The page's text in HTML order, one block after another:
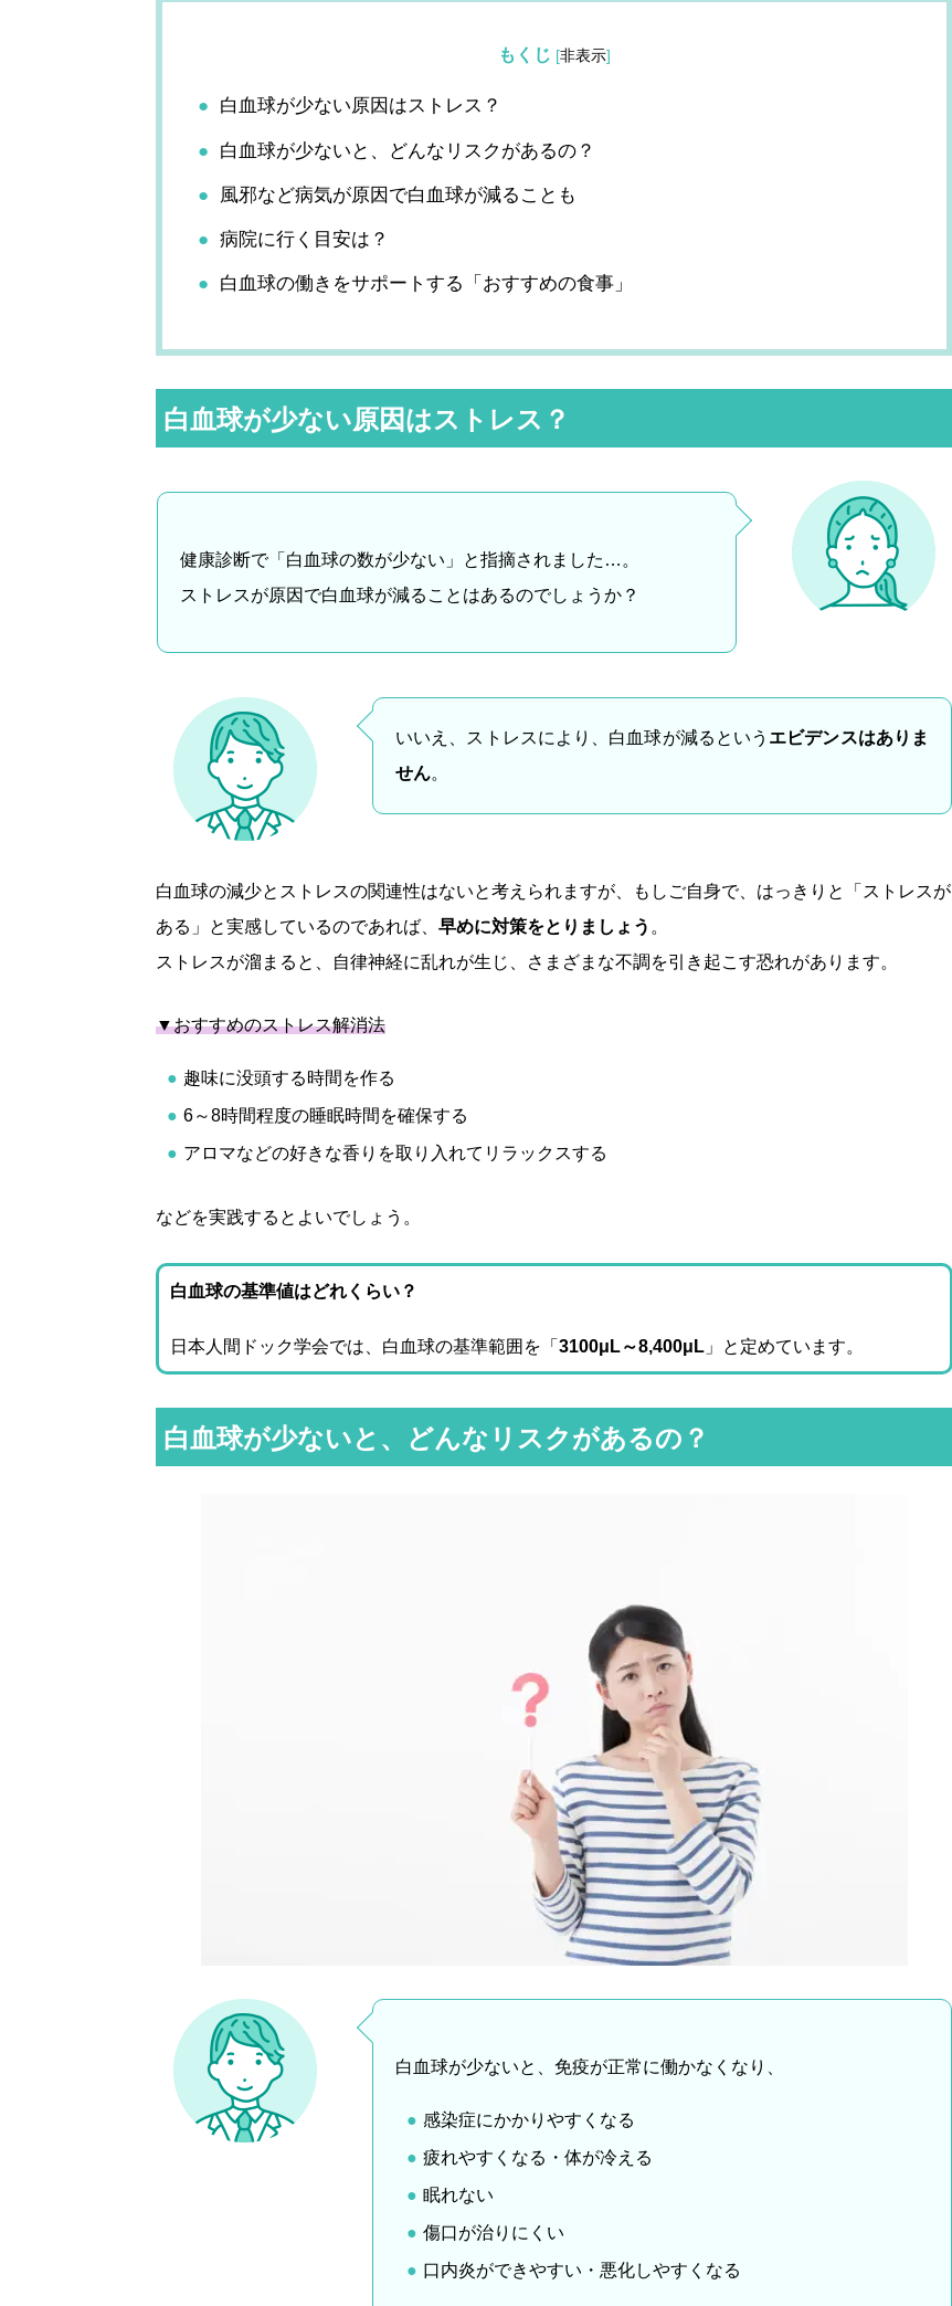
もくじ [非表示]
白血球が少ない原因はストレス？
白血球が少ないと、どんなリスクがあるの？
風邪など病気が原因で白血球が減ることも
病院に行く目安は？
白血球の働きをサポートする「おすすめの食事」
白血球が少ない原因はストレス？
健康診断で「白血球の数が少ない」と指摘されました…。
ストレスが原因で白血球が減ることはあるのでしょうか？
いいえ、ストレスにより、白血球が減るという エビデンスはありま
せん。
白血球の減少とストレスの関連性はないと考えられますが、もしご自身で、はっきりと「ストレスが
ある」と実感しているのであれば、 早めに対策をとりましょう 。
ストレスが溜まると、自律神経に乱れが生じ、さまざまな不調を引き起こす恐れがあります。
▼おすすめのストレス解消法
趣味に没頭する時間を作る
6～8時間程度の睡眠時間を確保する
アロマなどの好きな香りを取り入れてリラックスする
などを実践するとよいでしょう。
白血球の基準値はどれくらい？
日本人間ドック学会では、白血球の基準範囲を「 3100μL～8,400μL 」と定めています。
白血球が少ないと、どんなリスクがあるの？
白血球が少ないと、免疫が正常に働かなくなり、
感染症にかかりやすくなる
疲れやすくなる・体が冷える
眠れない
傷口が治りにくい
口内炎ができやすい・悪化しやすくなる